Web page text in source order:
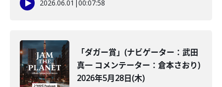
2026.06.01 00:07:58
「ダガー賞」(ナビゲーター：武田
真一 コメンテーター：倉本さおり)
2026年5月28日(木)